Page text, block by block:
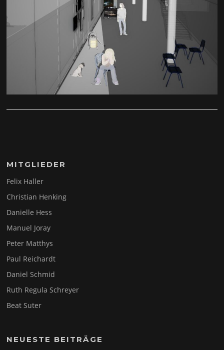
MITGLIEDER
Felix Haller
Christian Henking
Danielle Hess
Manuel Joray
Peter Matthys
Paul Reichardt
Daniel Schmid
Ruth Regula Schreyer
Beat Suter
NEUESTE BEITRÄGE